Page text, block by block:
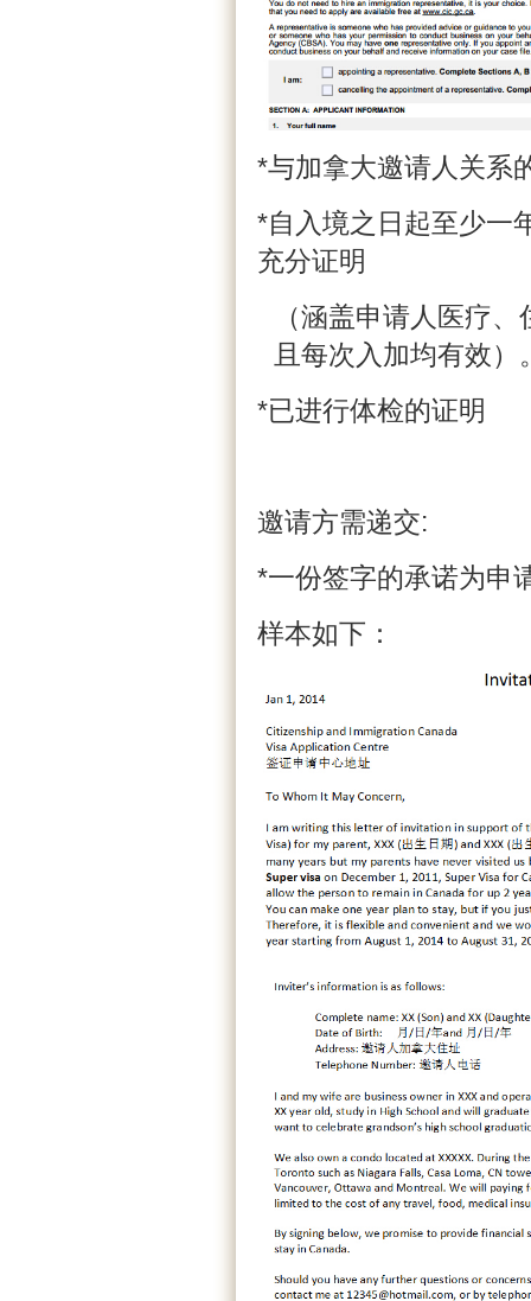
*与加拿大邀请人关系
*自入境之日起至少一
充分证明
（涵盖申请人医疗
且每次入加均有效）
*已进行体检的证明
邀请方需递交:
*一份签字的承诺为申
样本如下：